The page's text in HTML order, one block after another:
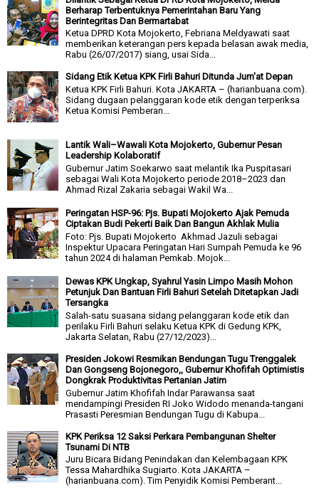
Berharap Terbentuknya Pemerintahan Baru Yang
Berintegritas Dan Bermartabat
Ketua DPRD Kota Mojokerto, Febriana Meldyawati saat
memberikan keterangan pers kepada belasan awak media,
Rabu (26/07/2017) siang, usai Sida...
Sidang Etik Ketua KPK Firli Bahuri Ditunda Jum'at Depan
Ketua KPK Firli Bahuri. Kota JAKARTA – (harianbuana.com).
Sidang dugaan pelanggaran kode etik dengan terperiksa
Ketua Komisi Pemberan...
Lantik Wali–Wawali Kota Mojokerto, Gubernur Pesan
Leadership Kolaboratif
Gubernur Jatim Soekarwo saat melantik Ika Puspitasari
sebagai Wali Kota Mojokerto periode 2018–2023 dan
Ahmad Rizal Zakaria sebagai Wakil Wa...
Peringatan HSP-96: Pjs. Bupati Mojokerto Ajak Pemuda
Ciptakan Budi Pekerti Baik Dan Bangun Akhlak Mulia
Foto: Pjs. Bupati Mojokerto Akhmad Jazuli sebagai
Inspektur Upacara Peringatan Hari Sumpah Pemuda ke 96
tahun 2024 di halaman Pemkab. Mojok...
Dewas KPK Ungkap, Syahrul Yasin Limpo Masih Mohon
Petunjuk Dan Bantuan Firli Bahuri Setelah Ditetapkan Jadi
Tersangka
Salah-satu suasana sidang pelanggaran kode etik dan
perilaku Firli Bahuri selaku Ketua KPK di Gedung KPK,
Jakarta Selatan, Rabu (27/12/2023)...
Presiden Jokowi Resmikan Bendungan Tugu Trenggalek
Dan Gongseng Bojonegoro,, Gubernur Khofifah Optimistis
Dongkrak Produktivitas Pertanian Jatim
Gubernur Jatim Khofifah Indar Parawansa saat
mendampingi Presiden RI Joko Widodo menanda-tangani
Prasasti Peresmian Bendungan Tugu di Kabupa...
KPK Periksa 12 Saksi Perkara Pembangunan Shelter
Tsunami Di NTB
Juru Bicara Bidang Penindakan dan Kelembagaan KPK
Tessa Mahardhika Sugiarto. Kota JAKARTA –
(harianbuana.com). Tim Penyidik Komisi Pemberant...